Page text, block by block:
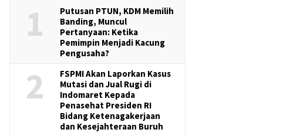
1
Putusan PTUN, KDM Memilih
Banding, Muncul
Pertanyaan: Ketika
Pemimpin Menjadi Kacung
Pengusaha?
2
FSPMI Akan Laporkan Kasus
Mutasi dan Jual Rugi di
Indomaret Kepada
Penasehat Presiden RI
Bidang Ketenagakerjaan
dan Kesejahteraan Buruh